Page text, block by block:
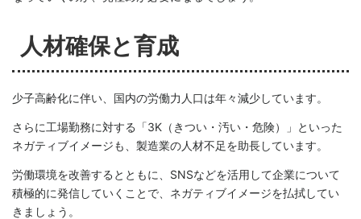
人材確保と育成
少子高齢化に伴い、国内の労働力人口は年々減少しています。
さらに工場勤務に対する「3K（きつい・汚い・危険）」といった
ネガティブイメージも、製造業の人材不足を助長しています。
労働環境を改善するとともに、SNSなどを活用して企業について
積極的に発信していくことで、ネガティブイメージを払拭してい
きましょう。